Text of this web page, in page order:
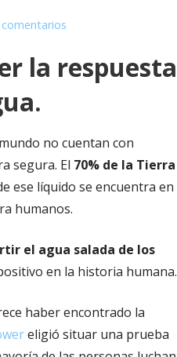
comentarios
la respuesta
no cuentan con
segura. El 70% de la Tierra
ese líquido se encuentra en
humanos.
el agua salada de los
en la historia humana.
haber encontrado la
eligió situar una prueba